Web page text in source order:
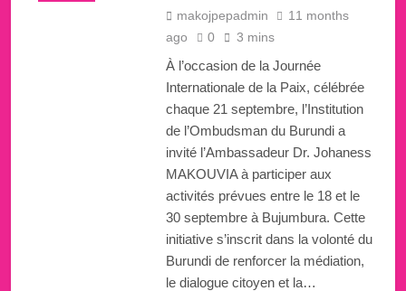
makojpepadmin
11 months
ago
0 3 mins
À l’occasion de la Journée
Internationale de la Paix, célébrée
chaque 21 septembre, l’Institution
de l’Ombudsman du Burundi a
invité l’Ambassadeur Dr. Johaness
MAKOUVIA à participer aux
activités prévues entre le 18 et le
30 septembre à Bujumbura. Cette
initiative s’inscrit dans la volonté du
Burundi de renforcer la médiation,
le dialogue citoyen et la…